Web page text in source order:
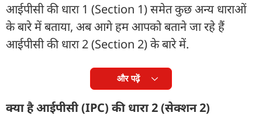
आईपीसी की धारा 1 (Section 1) समेत कुछ अन्य धाराओं
के बारे में बताया, अब आगे हम आपको बताने जा रहे हैं
आईपीसी की धारा 2 (Section 2) के बारे में.
और पढ़ें
क्या है आईपीसी (IPC) की धारा 2 (सेक्शन 2)